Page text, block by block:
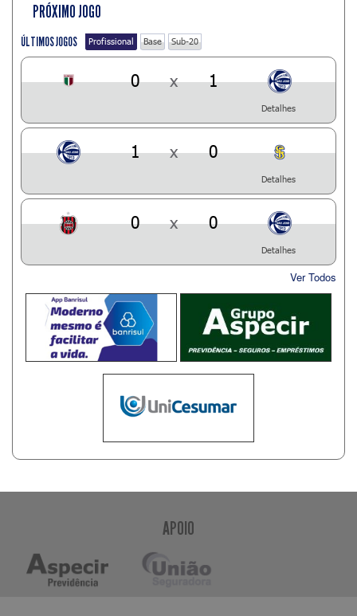
PRÓXIMO JOGO
ÚLTIMOS JOGOS Profissional Base Sub-20
0 x 1
Detalhes
1 x 0
Detalhes
0 x 0
Detalhes
Ver Todos
APOIO